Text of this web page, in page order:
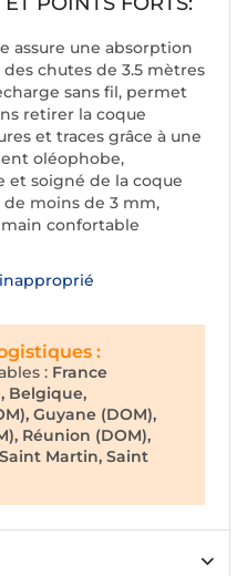
assure une absorption
chutes de 3.5 mètres
sans fil, permet
retirer la coque
et traces grâce à une
oléophobe,
et soigné de la coque
moins de 3 mm,
confortable
:
: France
Belgique,
Guyane (DOM),
Réunion (DOM),
Martin, Saint